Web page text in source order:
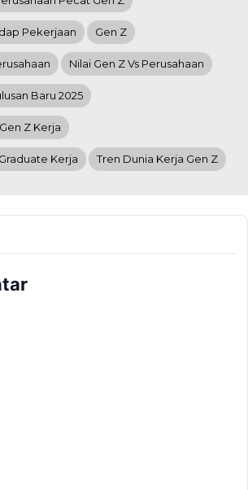
Pekerjaan Gen Z
Nilai Gen Z Vs Perusahaan
Baru 2025
Z Kerja
Kerja Tren Dunia Kerja Gen Z